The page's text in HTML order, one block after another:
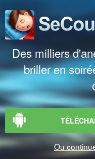
Des milliers
briller en
Ou